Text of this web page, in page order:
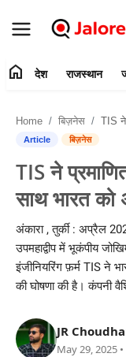
संपर्क करें
देश
जालोर
खेल
शिक्षा
home देश राजस्थान
Home बिज़नेस TIS ने
Article बिज़नेस
TIS ने
साथ भारत को
अंकारा , तुर्की : अप्रैल
उपमहाद्वीप में भूकंपीय
इंजीनियरिंग फ़र्म TIS ने
की घोषणा की है। कंपनी
JR
May 29, 2025